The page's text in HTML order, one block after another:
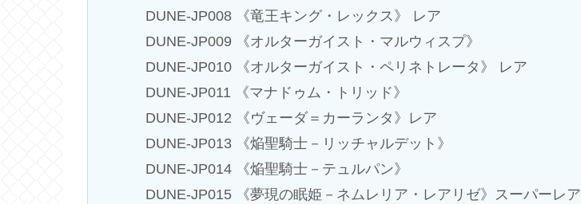
DUNE-JP008 《竜王キング・レックス》 レア
DUNE-JP009 《オルターガイスト・マルウィスプ》
DUNE-JP010 《オルターガイスト・ペリネトレータ》 レア
DUNE-JP011 《マナドゥム・トリッド》
DUNE-JP012 《ヴェーダ＝カーランタ》レア
DUNE-JP013 《焔聖騎士－リッチャルデット》
DUNE-JP014 《焔聖騎士－テュルパン》
DUNE-JP015 《夢現の眠姫－ネムレリア・レアリゼ》スーパーレア